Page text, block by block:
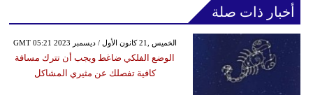
أخبار ذات صلة
GMT 05:21 2023 الخميس ,21 كانون الأول / ديسمبر
الوضع الفلكي ضاغط ويجب أن تترك مسافة
كافية تفصلك عن مثيري المشاكل